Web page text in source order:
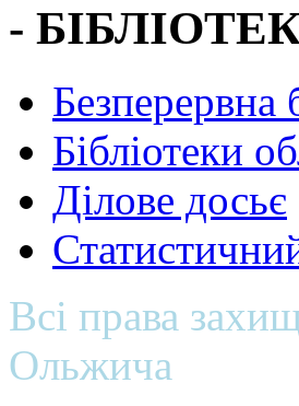
-
Безперервна
Бібліотеки
Ділове досьє
Всі права
Ольжича